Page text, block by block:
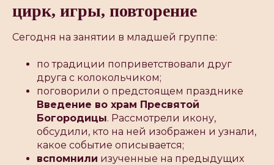
цирк, игры, повторение
Сегодня на занятии в младшей группе:
по традиции поприветствовали друг
друга с колокольчиком;
поговорили о предстоящем празднике
Введение во храм Пресвятой
Богородицы. Рассмотрели икону,
обсудили, кто на ней изображен и узнали,
какое событие описывается;
вспомнили изученные на предыдущих